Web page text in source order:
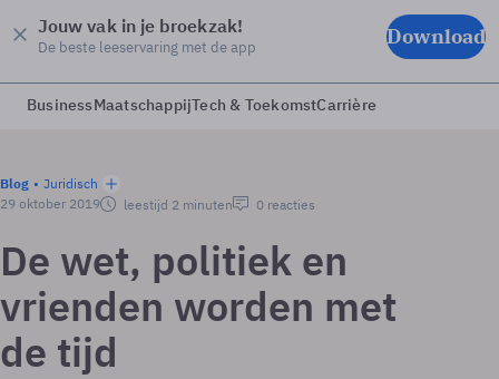
Jouw vak in je broekzak!
De beste leeservaring met de app Download
BusinessMaatschappijTech & ToekomstCarrière
Blog
Juridisch
29 oktober 2019
leestijd 2 minuten 0 reacties
De wet, politiek en
vrienden worden met
de tijd